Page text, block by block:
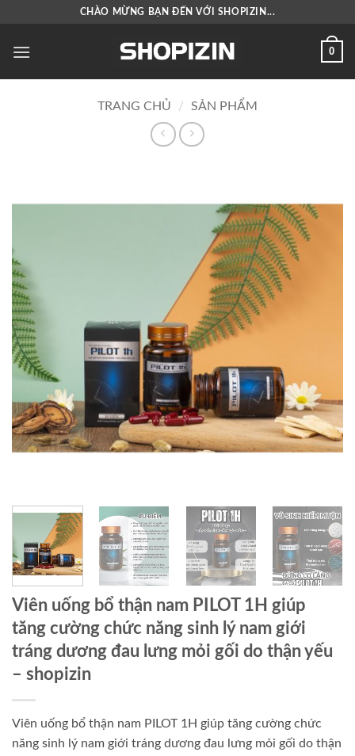
nội
CHÀO MỪNG BẠN ĐẾN VỚI SHOPIZIN...
0
TRANG CHỦ / SẢN PHẨM
Viên uống bổ thận nam PILOT 1H giúp
tăng cường chức năng sinh lý nam giới
tráng dương đau lưng mỏi gối do thận yếu
– shopizin
Viên uống bổ thận nam PILOT 1H giúp tăng cường chức
năng sinh lý nam giới tráng dương đau lưng mỏi gối do thận